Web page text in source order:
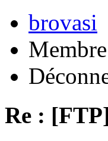
brovasi
Membre
Re :